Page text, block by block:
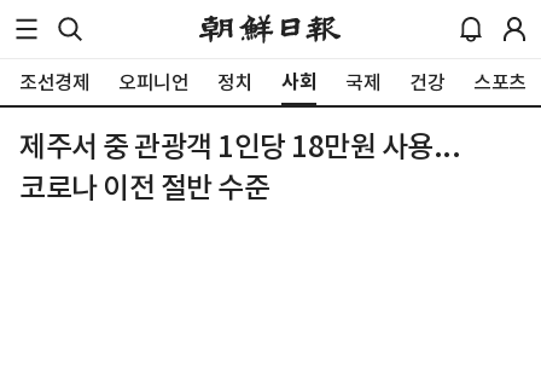
조선경제 오피니언 정치 사회 국제 건강 스포츠
제주서 중 관광객 1인당 18만원 사용...
코로나 이전 절반 수준